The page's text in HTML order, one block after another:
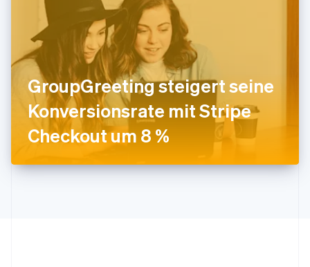
GroupGreeting steigert seine
Konversionsrate mit Stripe
Checkout um 8 %
Kroatien
English Italiano
Lettland
Liechtenstein
DeutschEnglish
Litauen
English
Luxemburg
FrançaisDeutschEnglish
Malaysia
Malta